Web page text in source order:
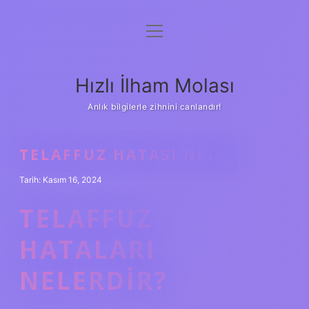
Anasayfa
Yasal Uyarı
menüyü
Hızlı İlham Molası
Anlık bilgilerle zihnini canlandır!
TELAFFUZ HATASI NEDIR
Tarih: Kasım 16, 2024
TELAFFUZ
HATALARI
NELERDIR?